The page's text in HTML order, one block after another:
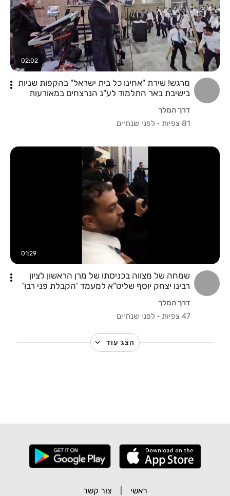
02:02
מרגש! שירת "אחינו כל בית ישראל" בהקפות שניות
בישיבת באר התלמוד לע"נ הנרצחים במאורעות
דרך המלך
81 צפיות
· לפני שנתיים
01:29
שמחה של מצווה בכניסתו של מרן הראשון לציון
רבינו יצחק יוסף שליט"א למעמד 'הקבלת פני רבו'
דרך המלך
47 צפיות
· לפני שנתיים
הצג עוד
ראשי צור קשר